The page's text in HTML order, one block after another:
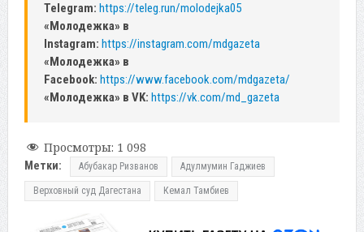
Telegram: https://teleg.run/molodejka05
«Молодежка» в
Instagram: https://instagram.com/mdgazeta
«Молодежка» в
Facebook: https://www.facebook.com/mdgazeta/
«Молодежка» в VK: https://vk.com/md_gazeta
Просмотры: 1 098
Метки: Абубакар Ризванов Адулмумин Гаджиев
Верховный суд Дагестана Кемал Тамбиев